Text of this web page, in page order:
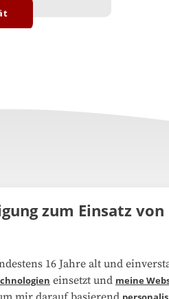
Medienarbeit
zum Einsatz
16 Jahre alt und
einsetzt und meine